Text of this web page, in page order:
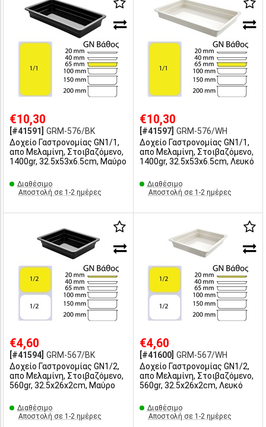
€10,30
[#41591]
GRM-576/BK
Δοχείο Γαστρονομίας GN1/1,
απο Μελαμίνη, Στοιβαζόμενο,
1400gr, 32.5x53x6.5cm, Μαύρο
Διαθέσιμο
Αποστολή σε 1-2 ημέρες
€10,30
[#41597] GRM-576/WH
Δοχείο Γαστρονομίας GN1/1,
απο Μελαμίνη, Στοιβαζόμενο,
1400gr, 32.5x53x6.5cm, Λευκό
Διαθέσιμο
Αποστολή σε 1-2 ημέρες
€4,60
[#41594] GRM-567/BK
Δοχείο Γαστρονομίας GN1/2,
απο Μελαμίνη, Στοιβαζόμενο,
560gr, 32.5x26x2cm, Μαύρο
Διαθέσιμο
Αποστολή σε 1-2 ημέρες
€4,60
[#41600] GRM-567/WH
Δοχείο Γαστρονομίας GN1/2,
απο Μελαμίνη, Στοιβαζόμενο,
560gr, 32.5x26x2cm, Λευκό
Διαθέσιμο
Αποστολή σε 1-2 ημέρες